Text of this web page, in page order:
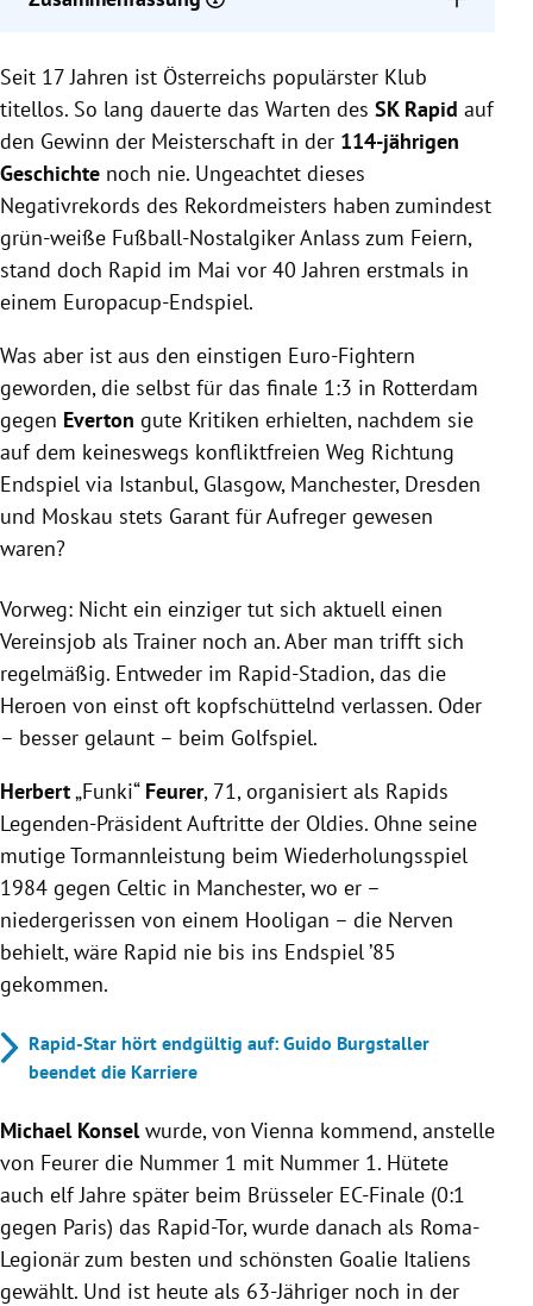
die damaligen Spieler eher als Entertainer denn als
Trainer aktiv.
Ehemalige Spieler wie Herbert Feurer und Michael
Konsel engagieren sich in verschiedenen Bereichen,
während andere wie Hans Krankl musikalische
Karrieren verfolgen.
Zur Feier des Jubiläums hat Rapid die Aufwärmjacke
vom Europacup-Finale 1985 neu aufgelegt.
Seit 17 Jahren ist Österreichs populärster Klub
titellos. So lang dauerte das Warten des SK Rapid auf
den Gewinn der Meisterschaft in der 114-jährigen
Geschichte noch nie. Ungeachtet dieses
Negativrekords des Rekordmeisters haben zumindest
grün-weiße Fußball-Nostalgiker Anlass zum Feiern,
stand doch Rapid im Mai vor 40 Jahren erstmals in
einem Europacup-Endspiel.
Was aber ist aus den einstigen Euro-Fightern
geworden, die selbst für das finale 1:3 in Rotterdam
gegen Everton gute Kritiken erhielten, nachdem sie
auf dem keineswegs konfliktfreien Weg Richtung
Endspiel via Istanbul, Glasgow, Manchester, Dresden
und Moskau stets Garant für Aufreger gewesen
waren?
Vorweg: Nicht ein einziger tut sich aktuell einen
Vereinsjob als Trainer noch an. Aber man trifft sich
regelmäßig. Entweder im Rapid-Stadion, das die
Heroen von einst oft kopfschüttelnd verlassen. Oder
– besser gelaunt – beim Golfspiel.
Herbert„Funki“ Feurer, 71, organisiert als Rapids
Legenden-Präsident Auftritte der Oldies. Ohne seine
mutige Tormannleistung beim Wiederholungsspiel
1984 gegen Celtic in Manchester, wo er –
niedergerissen von einem Hooligan – die Nerven
behielt, wäre Rapid nie bis ins Endspiel ’85
gekommen.
Rapid-Star hört endgültig auf: Guido Burgstaller
beendet die Karriere
Michael Konselwurde, von Vienna kommend, anstelle
von Feurer die Nummer 1 mit Nummer 1. Hütete
auch elf Jahre später beim Brüsseler EC-Finale (0:1
gegen Paris) das Rapid-Tor, wurde danach als Roma-
Legionär zum besten und schönsten Goalie Italiens
gewählt. Und ist heute als 63-Jähriger noch in der